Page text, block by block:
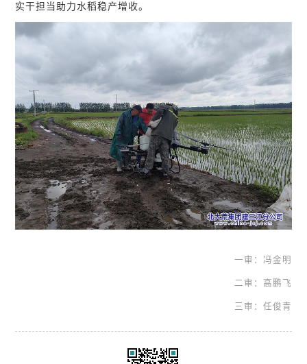
实干担当助力水稻稳产增收。
一审：冯金明
二审：高鹏飞
三审：任俊青